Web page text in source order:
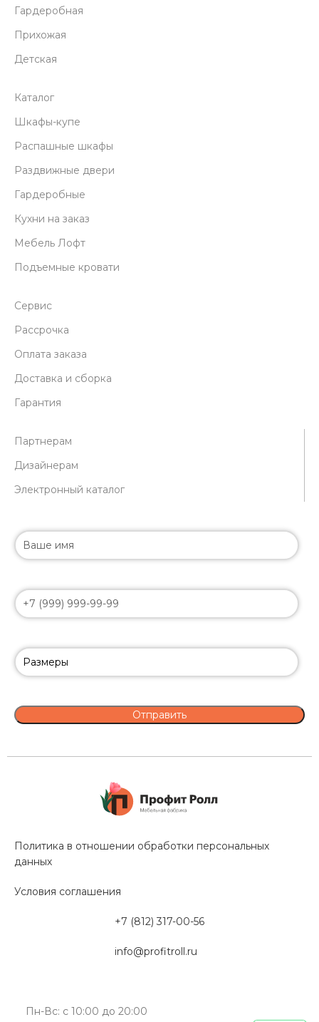
Гардеробная
Прихожая
Детская
Каталог
Шкафы-купе
Распашные шкафы
Раздвижные двери
Гардеробные
Кухни на заказ
Мебель Лофт
Подъемные кровати
Сервис
Рассрочка
Оплата заказа
Доставка и сборка
Гарантия
Партнерам
Дизайнерам
Электронный каталог
Политика в отношении обработки персональных
данных
Условия соглашения
+7 (812) 317-00-56
info@profitroll.ru
Пн-Вс: с 10:00 до 20:00